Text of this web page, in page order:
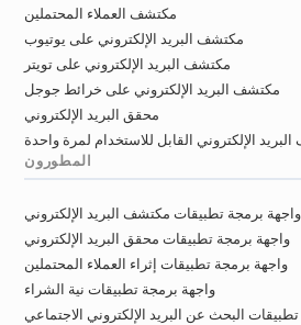
مكتشف العملاء المحتملين
مكتشف البريد الإلكتروني على يوتيوب
مكتشف البريد الإلكتروني على تويتر
مكتشف البريد الإلكتروني على خرائط جوجل
محقق البريد الإلكتروني
الإلكتروني القابل للاستخدام لمرة واحدة
المطورون
واجهة برمجة تطبيقات مكتشف البريد الإلكتروني
واجهة برمجة تطبيقات محقق البريد الإلكتروني
واجهة برمجة تطبيقات إثراء العملاء المحتملين
واجهة برمجة تطبيقات نية الشراء
البحث عن البريد الإلكتروني الاجتماعي